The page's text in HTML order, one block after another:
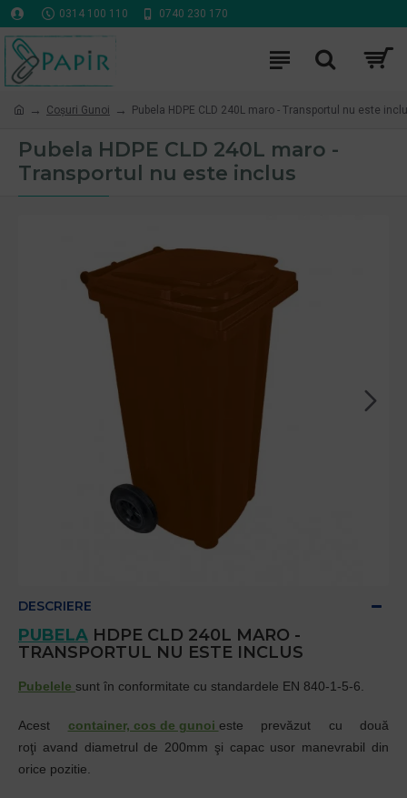
0314 100 110 0740 230 170
Coşuri Gunoi Pubela HDPE CLD 240L maro - Transportul nu este
Pubela HDPE CLD 240L maro -
Transportul nu este inclus
DESCRIERE
PUBELA HDPE CLD 240L MARO -
TRANSPORTUL NU ESTE INCLUS
Pubelele sunt în conformitate cu standardele EN 840-1-5-6.
Acest container, cos de gunoi este prevăzut cu două
roţi avand diametrul de 200mm şi capac usor manevrabil din
orice pozitie.